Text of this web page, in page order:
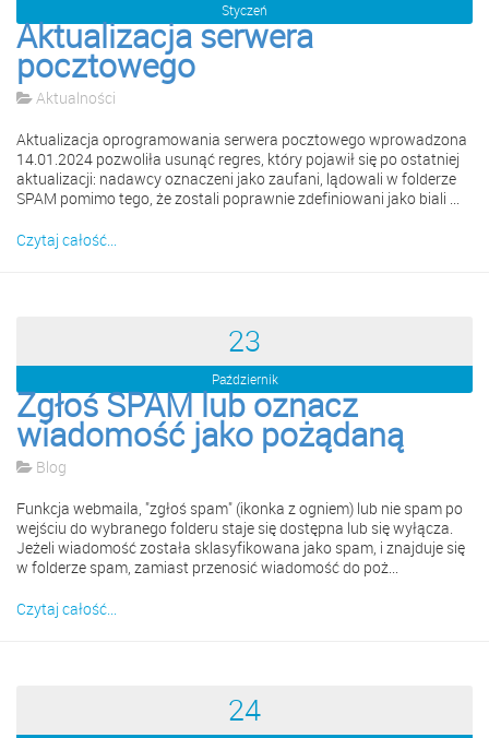
Styczeń
Aktualizacja serwera
pocztowego
Aktualności
Aktualizacja oprogramowania serwera pocztowego wprowadzona
14.01.2024 pozwoliła usunąć regres, który pojawił się po ostatniej
aktualizacji: nadawcy oznaczeni jako zaufani, lądowali w folderze
SPAM pomimo tego, że zostali poprawnie zdefiniowani jako biali ...
Czytaj całość...
23
Październik
Zgłoś SPAM lub oznacz
wiadomość jako pożądaną
Blog
Funkcja webmaila, "zgłoś spam" (ikonka z ogniem) lub nie spam po
wejściu do wybranego folderu staje się dostępna lub się wyłącza.
Jeżeli wiadomość została sklasyfikowana jako spam, i znajduje się
w folderze spam, zamiast przenosić wiadomość do poż...
Czytaj całość...
24